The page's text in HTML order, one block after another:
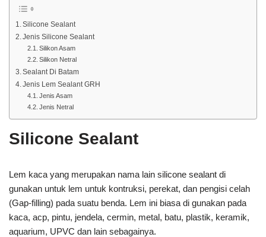
Silicone Sealant
Jenis Silicone Sealant
Silikon Asam
Silikon Netral
Sealant Di Batam
Jenis Lem Sealant GRH
Jenis Asam
Jenis Netral
Silicone Sealant
Lem kaca yang merupakan nama lain silicone sealant di
gunakan untuk lem untuk kontruksi, perekat, dan pengisi celah
(Gap-filling) pada suatu benda. Lem ini biasa di gunakan pada
kaca, acp, pintu, jendela, cermin, metal, batu, plastik, keramik,
aquarium, UPVC dan lain sebagainya.